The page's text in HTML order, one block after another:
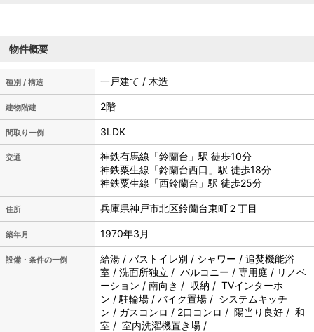
物件概要
種別 / 構造 一戸建て / 木造
建物階建 2階
間取り一例 3LDK
交通
神鉄有馬線「鈴蘭台」駅 徒歩10分
神鉄粟生線「鈴蘭台西口」駅 徒歩18分
神鉄粟生線「西鈴蘭台」駅 徒歩25分
住所 兵庫県神戸市北区鈴蘭台東町２丁目
築年月 1970年3月
設備・条件の一例
給湯 / バストイレ別 / シャワー / 追焚機能浴
室 / 洗面所独立 / バルコニー / 専用庭 / リノベ
ーション / 南向き / 収納 / TVインターホ
ン / 駐輪場 / バイク置場 / システムキッチ
ン / ガスコンロ / 2口コンロ / 陽当り良好 / 和
室 / 室内洗濯機置き場 /